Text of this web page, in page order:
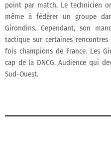
point par match. Le technicien
même à fédérer un groupe
Girondins. Cependant, son
tactique sur certaines
fois champions de France. Les
cap de la DNCG. Audience qui
Sud-Ouest.